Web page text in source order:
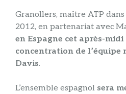
Granollers, maître ATP
2012, en partenariat avec
en Espagne cet après-
concentration de l’équipe
Davis.
L’ensemble espagnol sera